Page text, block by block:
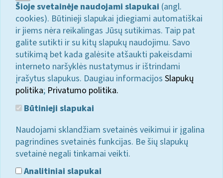
Šioje svetainėje naudojami slapukai (angl.
cookies). Būtinieji slapukai įdiegiami automatiškai
ir jiems nėra reikalingas Jūsų sutikimas. Taip pat
galite sutikti ir su kitų slapukų naudojimu. Savo
sutikimą bet kada galėsite atšaukti pakeisdami
interneto naršyklės nustatymus ir ištrindami
įrašytus slapukus. Daugiau informacijos Slapukų
politika; Privatumo politika.
Būtinieji slapukai
Naudojami sklandžiam svetainės veikimui ir įgalina
pagrindines svetainės funkcijas. Be šių slapukų
svetainė negali tinkamai veikti.
Analitiniai slapukai